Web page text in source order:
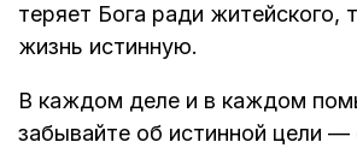
теряет Бога ради житейского,
жизнь истинную.
В каждом деле и в каждом
забывайте об истинной цели —